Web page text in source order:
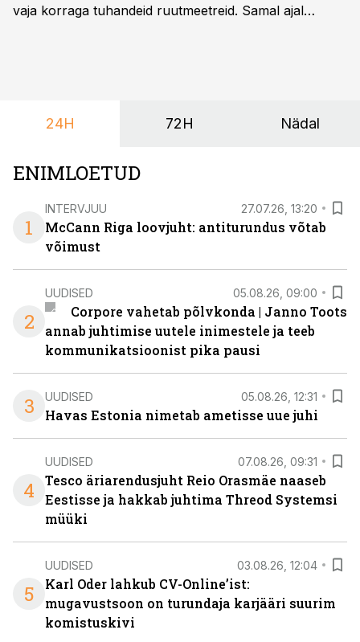
vaja korraga tuhandeid ruutmeetreid. Samal ajal
nendele vajadustele vastanud uuendusega, mis pakub
24H 72H Nädal
ENIMLOETUD
1
INTERVJUU 27.07.26, 13:20
McCann Riga loovjuht: antiturundus võtab
võimust
2
UUDISED 05.08.26, 09:00
Corpore vahetab põlvkonda | Janno Toots
annab juhtimise uutele inimestele ja teeb
kommunikatsioonist pika pausi
3 UUDISED 05.08.26, 12:31
Havas Estonia nimetab ametisse uue juhi
4
UUDISED 07.08.26, 09:31
Tesco äriarendusjuht Reio Orasmäe naaseb
Eestisse ja hakkab juhtima Threod Systemsi
müüki
5
UUDISED 03.08.26, 12:04
Karl Oder lahkub CV-Online’ist:
mugavustsoon on turundaja karjääri suurim
komistuskivi